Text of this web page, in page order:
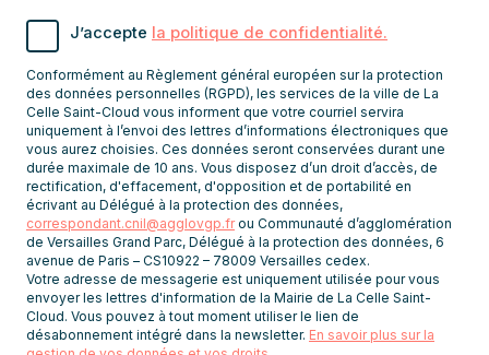
recevoir
les
newsletters
J’accepte la politique de confidentialité.
Conformément au Règlement général européen sur la protection
des données personnelles (RGPD), les services de la ville de La
Celle Saint-Cloud vous informent que votre courriel servira
uniquement à l’envoi des lettres d’informations électroniques que
vous aurez choisies. Ces données seront conservées durant une
durée maximale de 10 ans. Vous disposez d’un droit d’accès, de
rectification, d'effacement, d'opposition et de portabilité en
écrivant au Délégué à la protection des données,
correspondant.cnil@agglovgp.frou Communauté d’agglomération
de Versailles Grand Parc, Délégué à la protection des données, 6
avenue de Paris – CS10922 – 78009 Versailles cedex.
Votre adresse de messagerie est uniquement utilisée pour vous
envoyer les lettres d'information de la Mairie de La Celle Saint-
Cloud. Vous pouvez à tout moment utiliser le lien de
désabonnement intégré dans la newsletter. En savoir plus sur la